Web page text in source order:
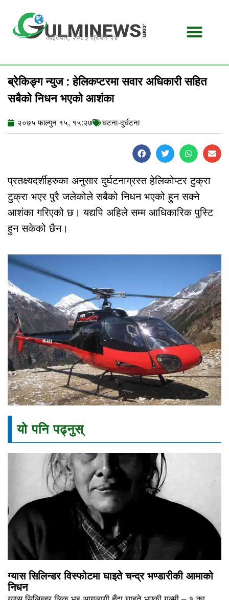
content
आईतवार, २०८३ श्रावण २४
ब्रेकिङ्ग न्युज : हेलिकप्टरमा सवार अधिकारी सहित
सबैको निधन भएको आशंका
२०७५ फाल्गुन १५, १५:२७ घटना-दुर्घटना
प्रतक्ष्यदर्शीहरुका अनुसार दुर्घटनाग्रस्त हेलिकोप्टर टुक्रा
टुक्रा भएर पुरै जलेकोले सबैको निधन भएको हुन सक्ने
आशंका गरिएको छ। यद्यपि अहिले सम्म आधिकारिक पुस्टि
हुन सकेको छैन।
यो पनि पढ्नुस्
ग्यास सिलिन्डर विस्फोटमा घाइते चन्द्र भण्डारीकी आमाको
निधन